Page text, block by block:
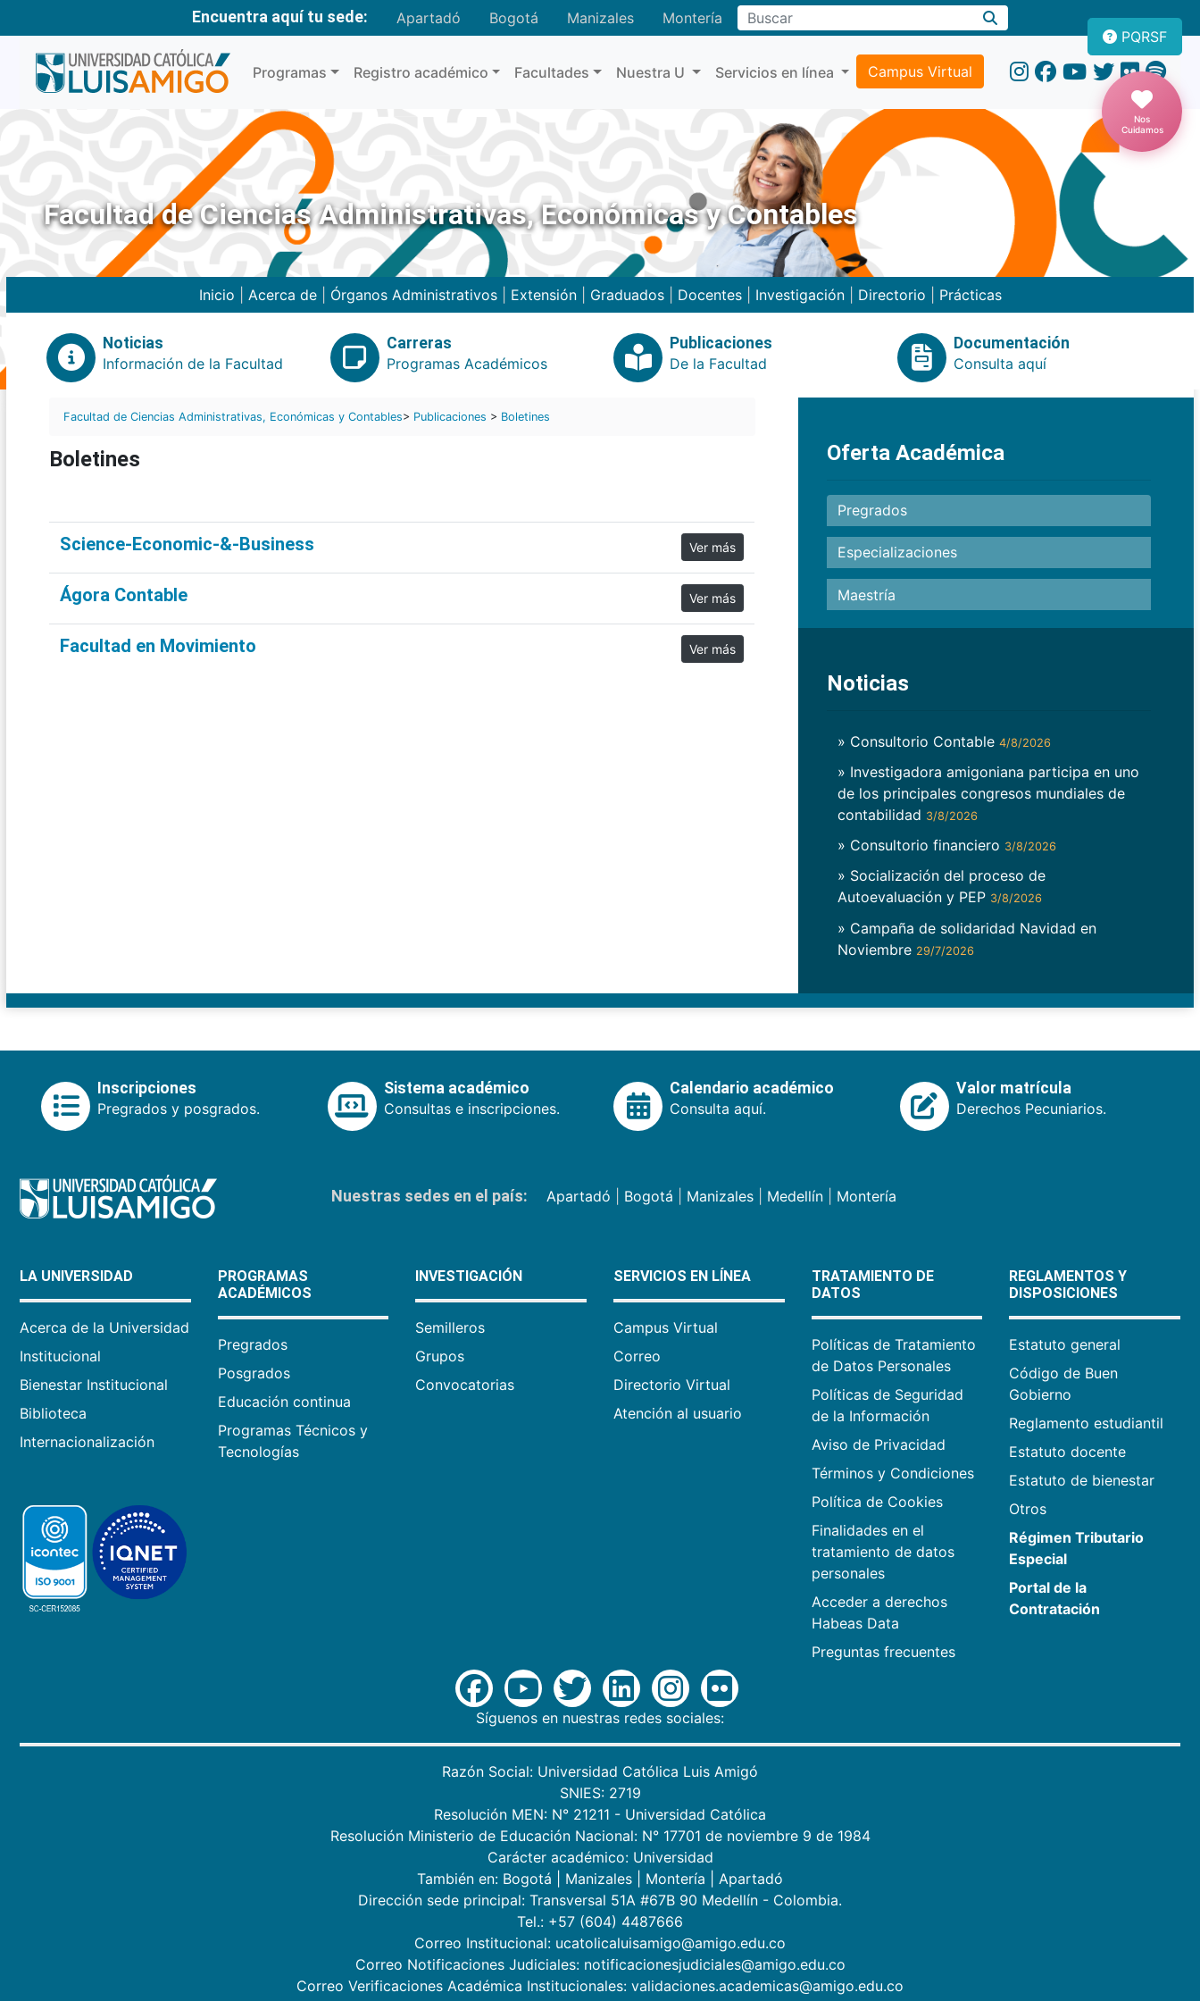
Encuentra aquí tu sede: Apartadó Bogotá Manizales MonteríaBuscar
Programas Registro académico Facultades Nuestra U Servicios en línea Campus Virtual
PQRSF
Nos
Cuidamos
Facultad de Ciencias Administrativas, Económicas y Contables
Inicio Acerca de| Órganos Administrativos| Extensión| Graduados| Docentes| Investigación| Directorio Prácticas
Noticias
Información de la Facultad
Carreras
Programas Académicos
Publicaciones
De la Facultad
Documentación
Consulta aquí
Facultad de Ciencias Administrativas, Económicas y Contables> Publicaciones > Boletines
Boletines
Science-Economic-&-Business Ver más
Ágora Contable Ver más
Facultad en Movimiento Ver más
Oferta Académica
Pregrados
Especializaciones
Maestría
Noticias
» Consultorio Contable 4/8/2026
» Investigadora amigoniana participa en uno
de los principales congresos mundiales de
contabilidad 3/8/2026
» Consultorio financiero 3/8/2026
» Socialización del proceso de
Autoevaluación y PEP 3/8/2026
» Campaña de solidaridad Navidad en
Noviembre 29/7/2026
Inscripciones
Pregrados y posgrados.
Sistema académico
Consultas e inscripciones.
Calendario académico
Consulta aquí.
Valor matrícula
Derechos Pecuniarios.
Nuestras sedes en el país: Apartadó Bogotá Manizales| Medellín| Montería
LA UNIVERSIDAD
Acerca de la Universidad
Institucional
Bienestar Institucional
Biblioteca
Internacionalización
PROGRAMAS
ACADÉMICOS
Pregrados
Posgrados
Educación continua
Programas Técnicos y
Tecnologías
INVESTIGACIÓN
Semilleros
Grupos
Convocatorias
SERVICIOS EN LÍNEA
Campus Virtual
Correo
Directorio Virtual
Atención al usuario
TRATAMIENTO DE
DATOS
Políticas de Tratamiento
de Datos Personales
Políticas de Seguridad
de la Información
Aviso de Privacidad
Términos y Condiciones
Política de Cookies
Finalidades en el
tratamiento de datos
personales
Acceder a derechos
Habeas Data
Preguntas frecuentes
REGLAMENTOS Y
DISPOSICIONES
Estatuto general
Código de Buen
Gobierno
Reglamento estudiantil
Estatuto docente
Estatuto de bienestar
Otros
Régimen Tributario
Especial
Portal de la
Contratación
Síguenos en nuestras redes sociales:
Razón Social: Universidad Católica Luis Amigó
SNIES: 2719
Resolución MEN: N° 21211 - Universidad Católica
Resolución Ministerio de Educación Nacional: N° 17701 de noviembre 9 de 1984
Carácter académico: Universidad
También en: Bogotá Manizales Montería
Apartadó
Dirección sede principal: Transversal 51A #67B 90 Medellín - Colombia.
Tel.: +57 (604) 4487666
Correo Institucional: ucatolicaluisamigo@amigo.edu.co
Correo Notificaciones Judiciales: notificacionesjudiciales@amigo.edu.co
Correo Verificaciones Académica Institucionales: validaciones.academicas@amigo.edu.co